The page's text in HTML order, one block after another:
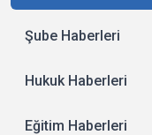
Şube Haberleri
Hukuk Haberleri
Eğitim Haberleri